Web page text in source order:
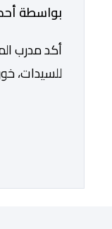
بواسطة
أكد مدرب
للسيدات،
الندوة